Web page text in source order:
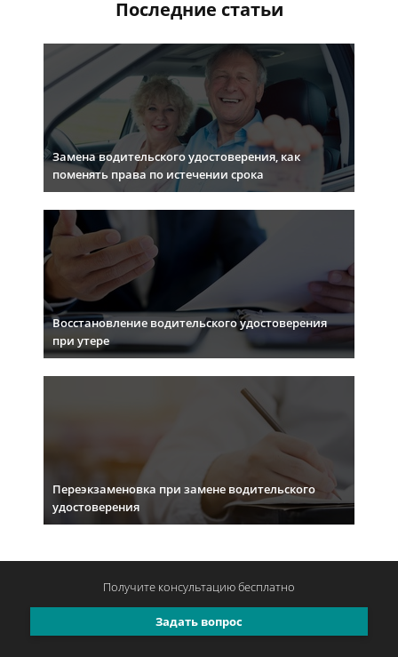
Последние статьи
Замена водительского удостоверения, как
поменять права по истечении срока
Восстановление водительского удостоверения
при утере
Переэкзаменовка при замене водительского
удостоверения
Задать вопрос
Получите консультациюбесплатно